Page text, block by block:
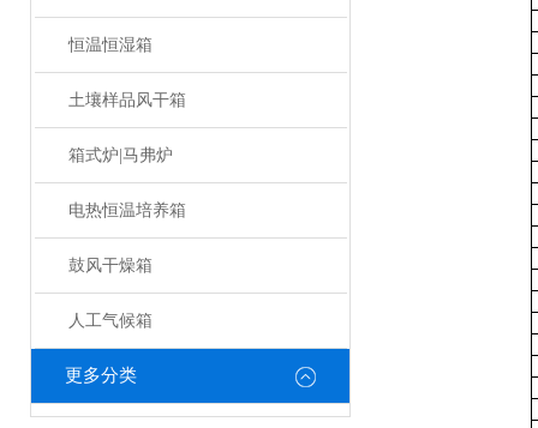
恒温恒湿箱
土壤样品风干箱
箱式炉|马弗炉
电热恒温培养箱
鼓风干燥箱
人工气候箱
更多分类